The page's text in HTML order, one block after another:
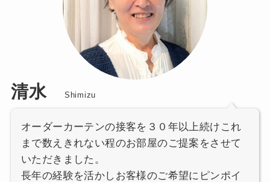
清水 Shimizu
オーダーカーテンの接客を３０年以上続けこれ
まで数えきれない程のお部屋のご提案をさせて
いただきました。
長年の経験を活かしお客様のご希望にピンポイ